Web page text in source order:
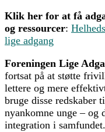
Klik her for at få
og ressourcer:
lige adgang
Foreningen Lige
fortsat på at støtte
lettere og mere
bruge disse redskaber
nyankomne unge – og
integration i samfundet.